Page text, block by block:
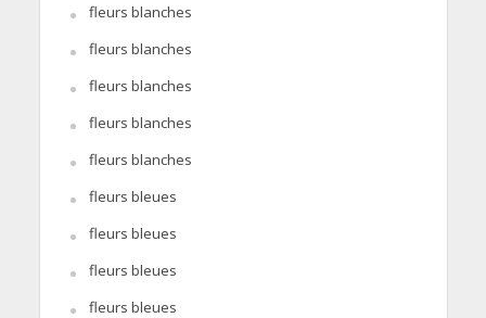
fleurs blanches
fleurs blanches
fleurs blanches
fleurs blanches
fleurs blanches
fleurs bleues
fleurs bleues
fleurs bleues
fleurs bleues